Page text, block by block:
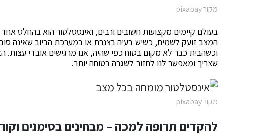
מקור pixabay
בעולם קיימים מקצועות חשובים ורבים, ואינסטלטור הוא בהחלט
המצב זועק לשמים, כשיש בעיה בצנרת או במערכת הביוב שאינה
וכשהבית כבר לא מקום בטוח כפי שהיה, אנו מרגישים אובדי עצות.
שצריך ומאפשר לנו לחזור לשגרה בטוחה יותר.
מקור pixabay
להקדים תרופה למכה – מבחינים בסימנים